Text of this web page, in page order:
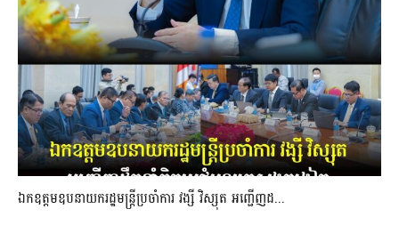
ឯកឧត្តមឧបនាយករដ្ឋមន្រ្តីប្រចាំការ វង្សី វិស្សុត អញ្ជើញដ...